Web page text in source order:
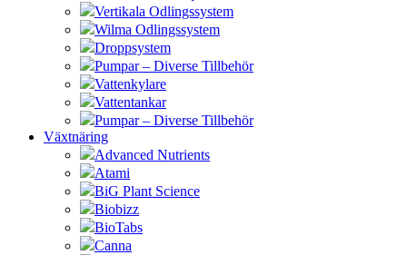
Vertikala Odlingssystem
Wilma Odlingssystem
Droppsystem
Pumpar – Diverse Tillbehör
Vattenkylare
Vattentankar
Pumpar – Diverse Tillbehör
Växtnäring
Advanced Nutrients
Atami
BiG Plant Science
Biobizz
BioTabs
Canna